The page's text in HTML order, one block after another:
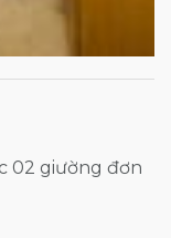
02 giường đơn